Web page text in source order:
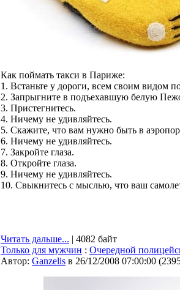
Как поймать такси в Париже:
1. Встаньте у дороги, всем своим видом
2. Запрыгните в подъехавшую белую
3. Пристегнитесь.
4. Ничему не удивляйтесь.
5. Скажите, что вам нужно быть в
6. Ничему не удивляйтесь.
7. Закройте глаза.
8. Откройте глаза.
9. Ничему не удивляйтесь.
10. Свыкнитесь с мыслью, что ваш
Читать дальше... | 4082 байт
Только для мужчин : Очередной
Автор: Ganzelis в 26/12/2008 07:00:00 (